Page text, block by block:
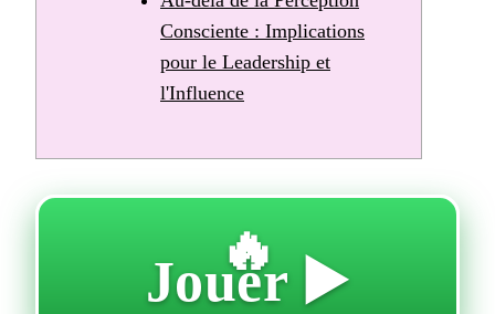
Consciente : Implications
pour le Leadership et
l'Influence
🔥
Jouer ▶️